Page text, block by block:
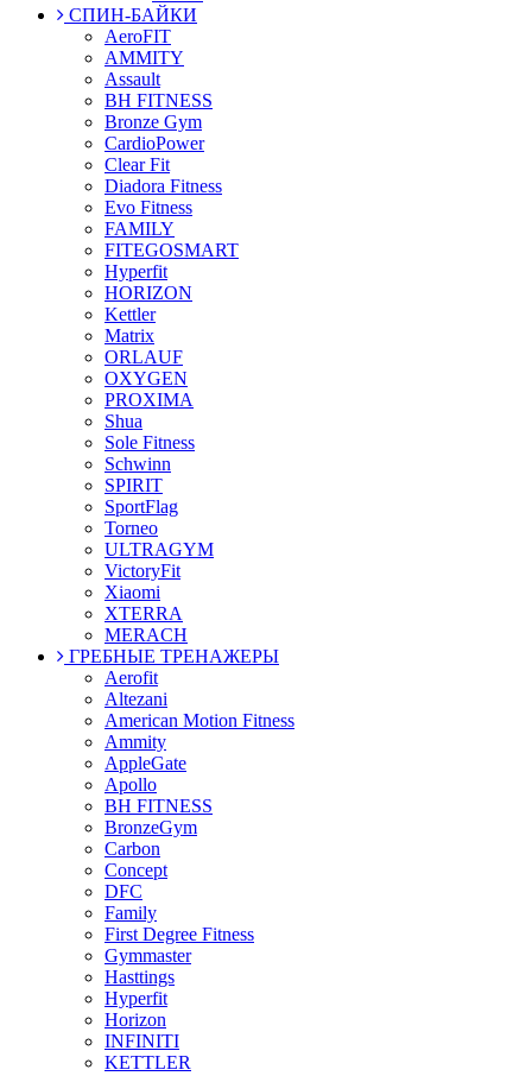
СПИН-БАЙКИ
AeroFIT
AMMITY
Assault
BH FITNESS
Bronze Gym
CardioPower
Clear Fit
Diadora Fitness
Evo Fitness
FAMILY
FITEGOSMART
Hyperfit
HORIZON
Kettler
Matrix
ORLAUF
OXYGEN
PROXIMA
Shua
Sole Fitness
Schwinn
SPIRIT
SportFlag
Torneo
ULTRAGYM
VictoryFit
Xiaomi
XTERRA
MERACH
ГРЕБНЫЕ ТРЕНАЖЕРЫ
Aerofit
Altezani
American Motion Fitness
Ammity
AppleGate
Apollo
BH FITNESS
BronzeGym
Carbon
Concept
DFC
Family
First Degree Fitness
Gymmaster
Hasttings
Hyperfit
Horizon
INFINITI
KETTLER